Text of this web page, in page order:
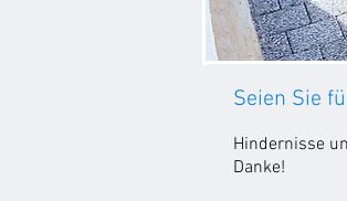
Seien Sie
Hindernisse
Danke!